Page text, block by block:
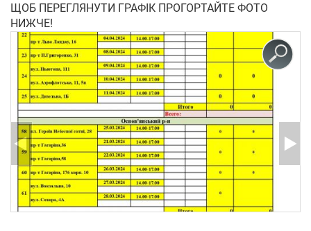
ЩОБ ПЕРЕГЛЯНУТИ ГРАФІК ПРОГОРТАЙТЕ ФОТО
НИЖЧЕ!